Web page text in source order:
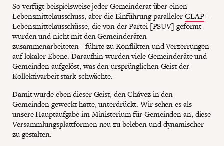
So verfügt beispielsweise jeder Gemeinderat über einen
Lebensmittelausschuss, aber die Einführung parallelerCLAP–
Lebensmittelausschüsse, die von der Partei [PSUV] geformt
wurden und nicht mit den Gemeinderäten
zusammenarbeiteten - führte zu Konflikten und Verzerrungen
auf lokaler Ebene. Daraufhin wurden viele Gemeinderäte und
Gemeinden aufgelöst, was den ursprünglichen Geist der
Kollektivarbeit stark schwächte.
Damit wurde eben dieser Geist, den Chávez in den
Gemeinden geweckt hatte, unterdrückt. Wir sehen es als
unsere Hauptaufgabe im Ministerium für Gemeinden an, diese
Versammlungsplattformen neu zu beleben und dynamischer
zu gestalten.